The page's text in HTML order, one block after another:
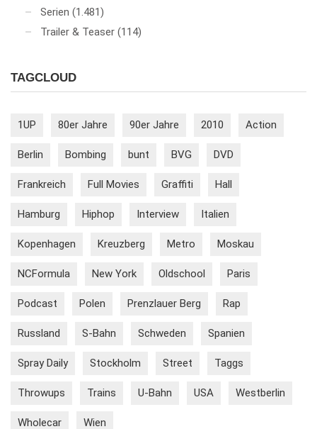
Serien (1.481)
Trailer & Teaser (114)
TAGCLOUD
1UP 80er Jahre 90er Jahre 2010 Action
Berlin Bombing bunt BVG DVD
Frankreich Full Movies Graffiti Hall
Hamburg Hiphop Interview Italien
Kopenhagen Kreuzberg Metro Moskau
NCFormula New York Oldschool Paris
Podcast Polen Prenzlauer Berg Rap
Russland S-Bahn Schweden Spanien
Spray Daily Stockholm Street Taggs
Throwups Trains U-Bahn USA Westberlin
Wholecar Wien